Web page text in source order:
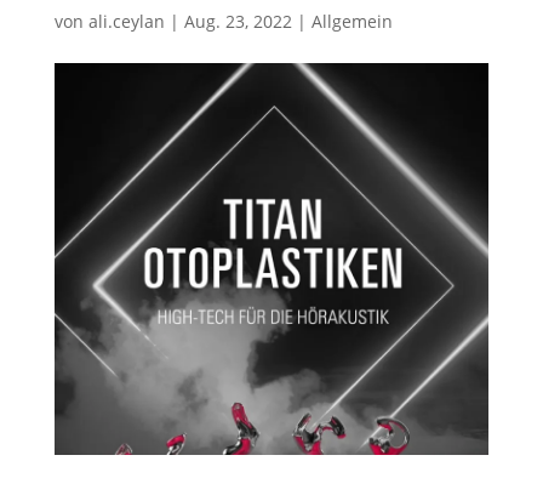
von ali.ceylan | Aug. 23, 2022| Allgemein